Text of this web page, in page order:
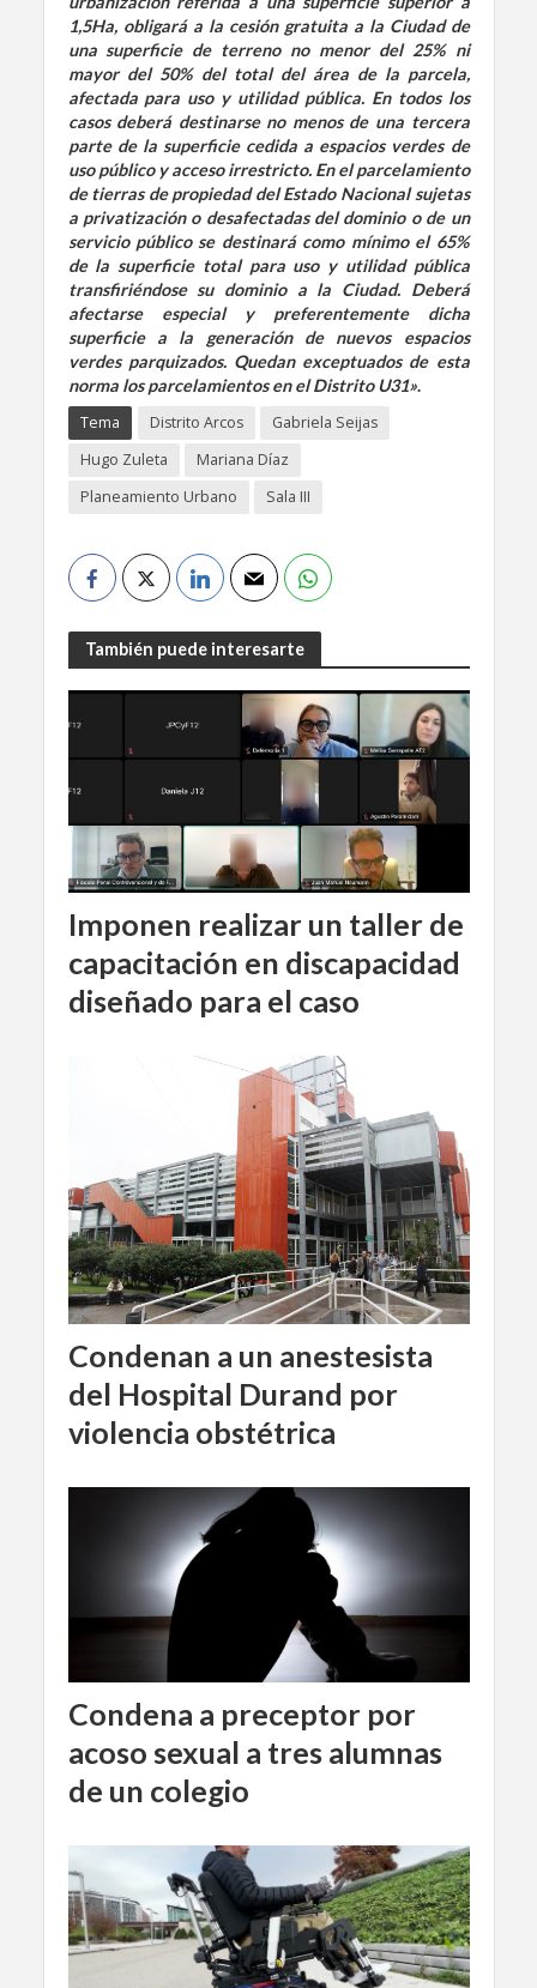
1,5Ha, obligará a la cesión gratuita a la Ciudad de
una superficie de terreno no menor del 25% ni
mayor del 50% del total del área de la parcela,
afectada para uso y utilidad pública. En todos los
casos deberá destinarse no menos de una tercera
parte de la superficie cedida a espacios verdes de
uso público y acceso irrestricto. En el parcelamiento
de tierras de propiedad del Estado Nacional sujetas
a privatización o desafectadas del dominio o de un
servicio público se destinará como mínimo el 65%
de la superficie total para uso y utilidad pública
transfiriéndose su dominio a la Ciudad. Deberá
afectarse especial y preferentemente dicha
superficie a la generación de nuevos espacios
verdes parquizados. Quedan exceptuados de esta
norma los parcelamientos en el Distrito U31».
Tema
Distrito Arcos
Gabriela Seijas
Hugo Zuleta
Mariana Díaz
Planeamiento Urbano
Sala III
También puede interesarte
Imponen realizar un taller de
capacitación en discapacidad
diseñado para el caso
Condenan a un anestesista
del Hospital Durand por
violencia obstétrica
Condena a preceptor por
acoso sexual a tres alumnas
de un colegio